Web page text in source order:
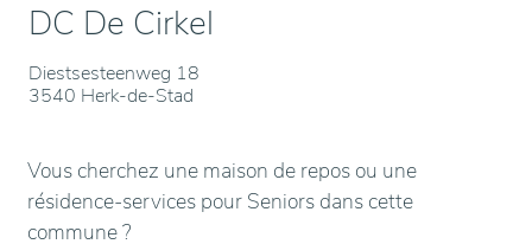
DC De Cirkel
Diestsesteenweg 18
3540 Herk-de-Stad
Vous cherchez une maison de repos ou une
résidence-services pour Seniors dans cette
commune ?